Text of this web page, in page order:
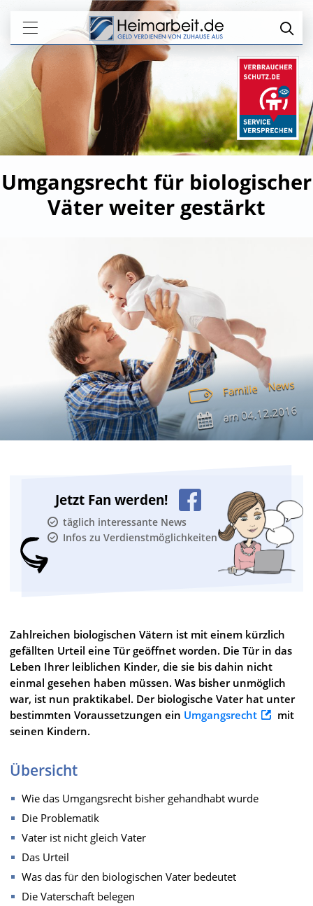
Umgangsrecht für biologischer
Väter weiter gestärkt
Familie News
am04.12.2016
Jetzt Fan werden!
täglich interessante News
Infos zu Verdienstmöglichkeiten
Zahlreichen biologischen Vätern ist mit einem kürzlich
gefällten Urteil eine Tür geöffnet worden. Die Tür in das
Leben Ihrer leiblichen Kinder, die sie bis dahin nicht
einmal gesehen haben müssen. Was bisher unmöglich
war, ist nun praktikabel. Der biologische Vater hat unter
bestimmten Voraussetzungen ein Umgangsrecht
mit
seinen Kindern.
Übersicht
Wie das Umgangsrecht bisher gehandhabt wurde
Die Problematik
Vater ist nicht gleich Vater
Das Urteil
Was das für den biologischen Vater bedeutet
Die Vaterschaft belegen